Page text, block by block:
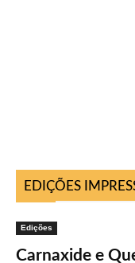
EDIÇÕES
Edições
Carnaxide e